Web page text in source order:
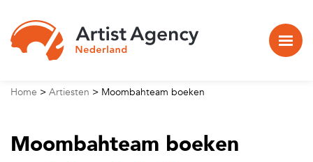
Home > Artiesten > Moombahteam boeken
Moombahteam boeken